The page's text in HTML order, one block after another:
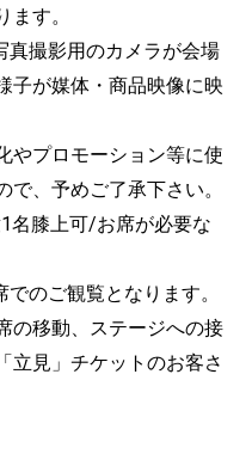
す。
撮影用のカメラが会場
子が媒体・商品映像に映
やプロモーション等に使
、予めご了承下さい。
名膝上可/お席が必要な
のご観覧となります。
の移動、ステージへの接
立見」チケットのお客さ